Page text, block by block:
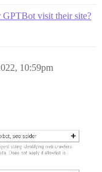
GPTBot visit their site?
10:59pm